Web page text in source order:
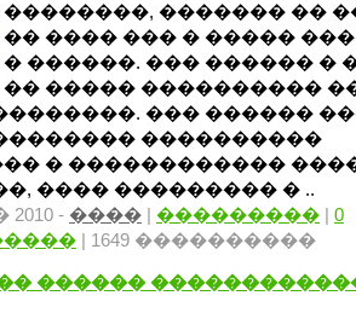
��������, ������� ��
�� ���� ��� � �����
� ������. ��� ������ �
�� ����� ����������
��� ������
����������
� ������������
���� ��������� � ..
- ���� | ��������� | 0
| 1649 ����������
������